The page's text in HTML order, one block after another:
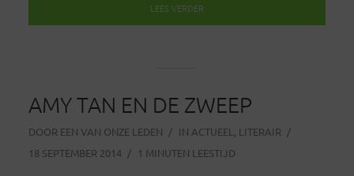
LEES VERDER
AMY TAN EN DE ZWEEP
DOOR EEN VAN ONZE LEDEN IN ACTUEEL , LITERAIR
18 SEPTEMBER 2014
1 MINUTEN LEESTIJD